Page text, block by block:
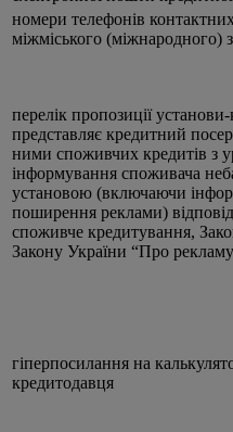
номери телефонів
міжміського (міжнародного)
перелік пропозиції
представляє кредитний
ними споживчих кредитів з
інформування споживача
установою (включаючи
поширення реклами)
споживче кредитування,
Закону України “Про
гіперпосилання на
кредитодавця